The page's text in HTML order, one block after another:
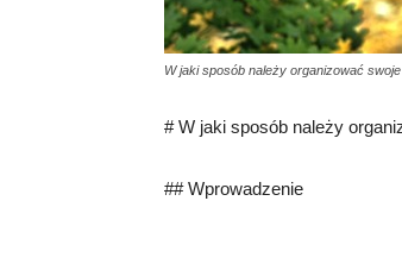
W jaki sposób należy organizować
# W jaki sposób należy
## Wprowadzenie